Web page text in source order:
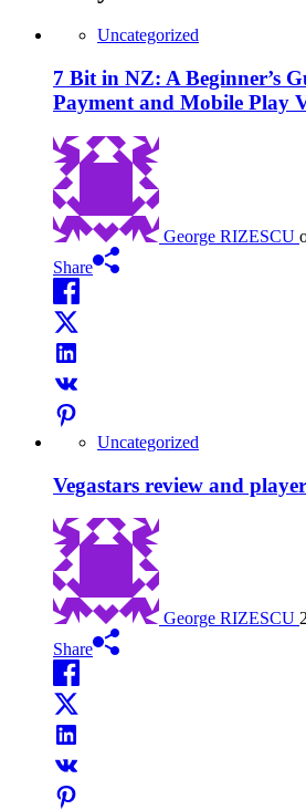
Uncategorized
7 Bit in NZ: A Beginner’s
Payment and Mobile Play
George RIZESCU
Share
Uncategorized
Vegastars review and
George RIZESCU
Share